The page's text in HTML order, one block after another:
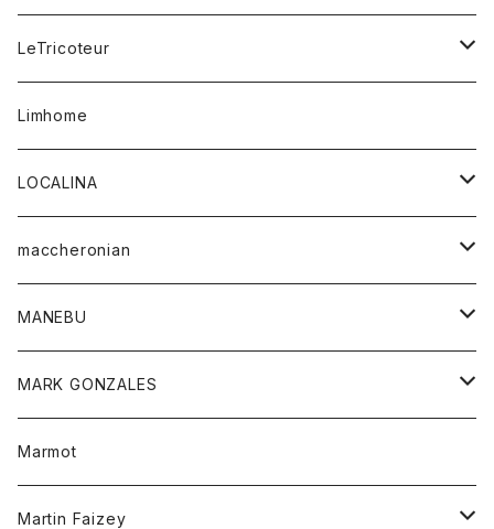
リング
バンダナ
タンクトップ
Tシャツ
セーター
チュニック
コート
シャツ
ワンピース
Tシャツ
ボトム
スカート
パンツ
レディース
アウター
カットソー
トップス
シャツ
LeTricoteur
カーディガン
Limhome
LOCALINA
ロングスリーブテーシャツ
maccheronian
靴
MANEBU
靴
MARK GONZALES
トップス
Tシャツ
Marmot
Martin Faizey